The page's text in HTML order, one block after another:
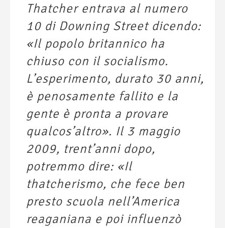
Thatcher entrava al numero
10 di Downing Street dicendo:
«Il popolo britannico ha
chiuso con il socialismo.
L’esperimento, durato 30 anni,
è penosamente fallito e la
gente è pronta a provare
qualcos’altro». Il 3 maggio
2009, trent’anni dopo,
potremmo dire: «Il
thatcherismo, che fece ben
presto scuola nell’America
reaganiana e poi influenzò